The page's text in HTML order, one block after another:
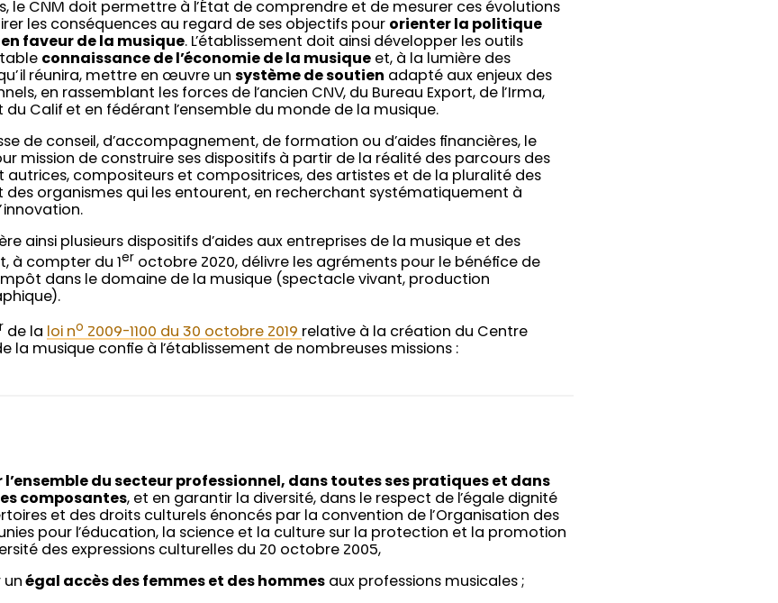
le CNM doit permettre à l’État de comprendre et de mesurer ces évolutions
les conséquences au regard de ses objectifs pour orienter la politique
faveur de la musique. L’établissement doit ainsi développer les outils
connaissance de l’économie de la musiqueet, à la lumière des
réunira, mettre en œuvre un système de soutien adapté aux enjeux des
en rassemblant les forces de l’ancien CNV, du Bureau Export, de l’Irma,
du Calif et en fédérant l’ensemble du monde de la musique.
de conseil, d’accompagnement, de formation ou d’aides financières, le
mission de construire ses dispositifs à partir de la réalité des parcours des
autrices, compositeurs et compositrices, des artistes et de la pluralité des
des organismes qui les entourent, en recherchant systématiquement à
ainsi plusieurs dispositifs d’aides aux entreprises de la musique et des
à compter du 1 er octobre 2020, délivre les agréments pour le bénéfice de
dans le domaine de la musique (spectacle vivant, production
de la loi no 2009-1100 du 30 octobre 2019 relative à la création du Centre
la musique confie à l’établissement de nombreuses missions :
l’ensemble du secteur professionnel, dans toutes ses pratiques et dans
composantes, et en garantir la diversité, dans le respect de l’égale dignité
et des droits culturels énoncés par la convention de l’Organisation des
pour l’éducation, la science et la culture sur la protection et la promotion
des expressions culturelles du 20 octobre 2005,
un égal accès des femmes et des hommesaux professions musicales ;